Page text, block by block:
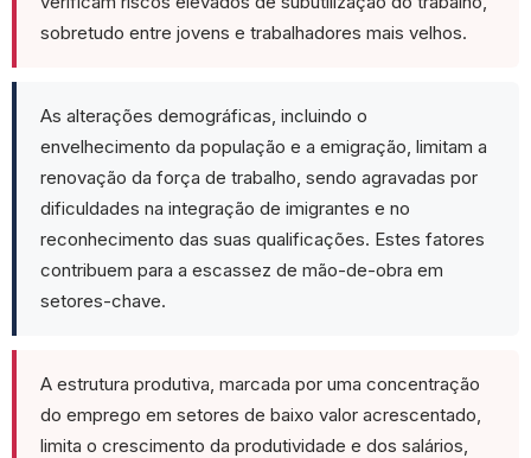
sobretudo entre jovens e trabalhadores mais velhos.
As alterações demográficas, incluindo o
envelhecimento da população e a emigração, limitam a
renovação da força de trabalho, sendo agravadas por
dificuldades na integração de imigrantes e no
reconhecimento das suas qualificações. Estes fatores
contribuem para a escassez de mão-de-obra em
setores-chave.
A estrutura produtiva, marcada por uma concentração
do emprego em setores de baixo valor acrescentado,
limita o crescimento da produtividade e dos salários,